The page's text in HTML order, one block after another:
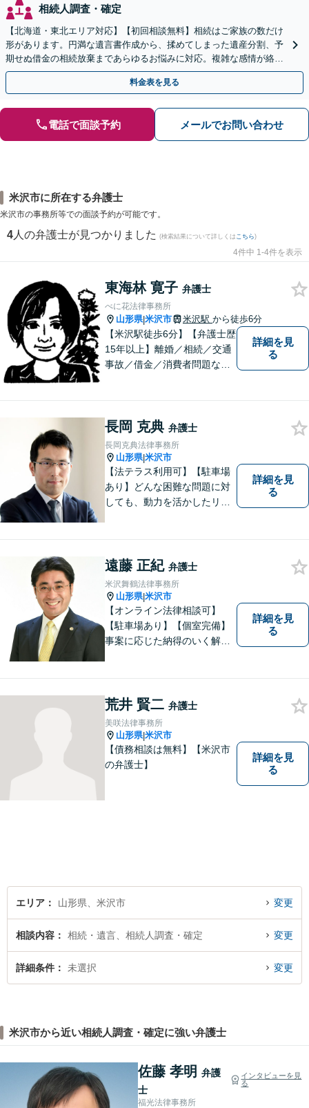
相続人調査・確定
【北海道・東北エリア対応】【初回相談無料】相続はご家族の数だけ
形があります。円満な遺言書作成から、揉めてしまった遺産分割、予
期せぬ借金の相続放棄まであらゆるお悩みに対応。複雑な感情が絡む
相続トラブルもまずはご相談ください。WEB面談可。
料金表を見る
電話で面談予約 メールでお問い合わせ
米沢市に所在する弁護士
米沢市の事務所等での面談予約が可能です。
4 人の弁護士が見つかりました (検索結果について詳しくは こちら)
4件中 1-4件を表示
東海林 寛子 弁護士
べに花法律事務所
山形県|米沢市 米沢駅 から徒歩6分
【米沢駅徒歩6分】【弁護士歴
15年以上】離婚／相続／交通
事故／借金／消費者問題な
詳細を見
る
長岡 克典 弁護士
長岡克典法律事務所
山形県|米沢市
【法テラス利用可】【駐車場
あり】どんな困難な問題に対
しても、動力を活かしたリー
るよう努力することで早期解
決を目指します。 お気軽にご
相談ください。
詳細を見
る
遠藤 正紀 弁護士
米沢舞鶴法律事務所
山形県|米沢市
【オンライン法律相談可】
【駐車場あり】【個室完備】
事案に応じた納得のいく解決
詳細を見
る
荒井 賢二 弁護士
美咲法律事務所
山形県|米沢市
【債務相談は無料】【米沢市
の弁護士】
詳細を見
る
エリア 山形県、米沢市 変更
相談内容 相続・遺言、相続人調査・確定 変更
詳細条件 未選択 変更
米沢市から近い相続人調査・確定に強い弁護士
佐藤 孝明 弁護
士
インタビューを見
る
福光法律事務所